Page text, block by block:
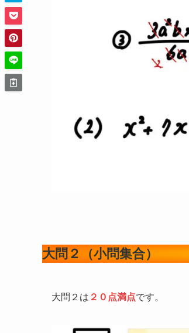
大問２（小問集合）
大問２は ２０点満点です。